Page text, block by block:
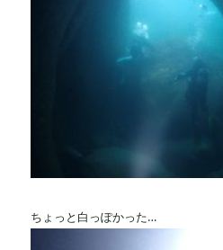
ちょっと白っぽかった…